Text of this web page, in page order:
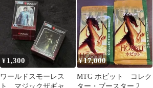
¥ 1,300
ワールドスモーレス
ト マジックザギャザ
¥17,000
MTG ホビット コレク
ター・ブースター 2パ